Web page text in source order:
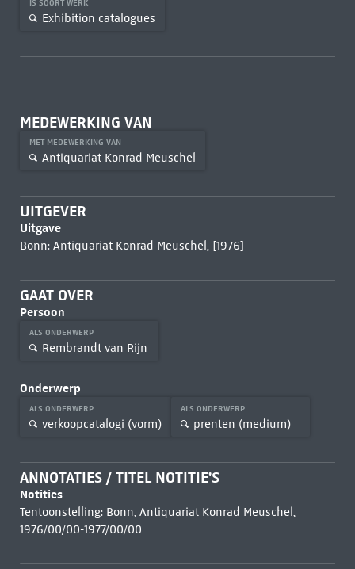
IS SOORT WERK
Exhibition catalogues
MEDEWERKING VAN
MET MEDEWERKING VAN
Antiquariat Konrad Meuschel
UITGEVER
Uitgave
Bonn: Antiquariat Konrad Meuschel, [1976]
GAAT OVER
Persoon
ALS ONDERWERP
Rembrandt van Rijn
Onderwerp
ALS ONDERWERP
verkoopcatalogi (vorm)
ALS ONDERWERP
prenten (medium)
ANNOTATIES / TITEL NOTITIE'S
Notities
Tentoonstelling: Bonn, Antiquariat Konrad Meuschel,
1976/00/00-1977/00/00